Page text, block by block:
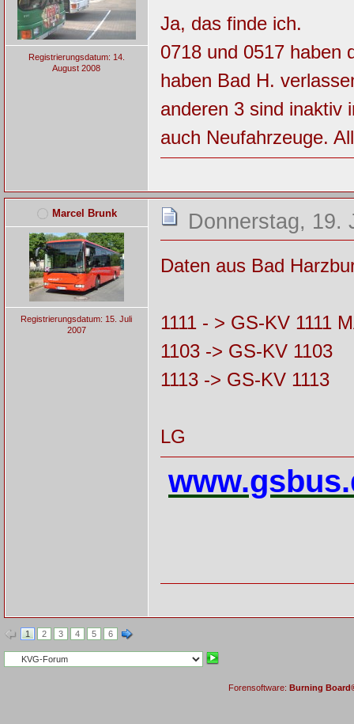
Registrierungsdatum: 14.
August 2008
Ja, das finde ich.
0718 und 0517 haben
haben Bad H.
anderen 3 sind inaktiv
auch Neufahrzeuge.
Marcel Brunk
Registrierungsdatum: 15. Juli
2007
Donnerstag, 19.
Daten aus Bad
1111 - > GS-KV 1111
1103 -> GS-KV 1103
1113 -> GS-KV 1113
LG
1 2 3 4 5 6
Forensoftware: Burning